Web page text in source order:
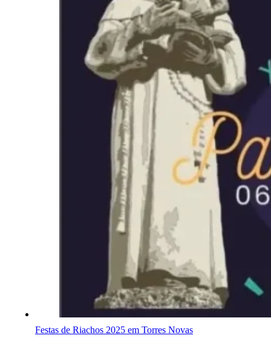
Festas de Riachos 2025 em Torres Novas